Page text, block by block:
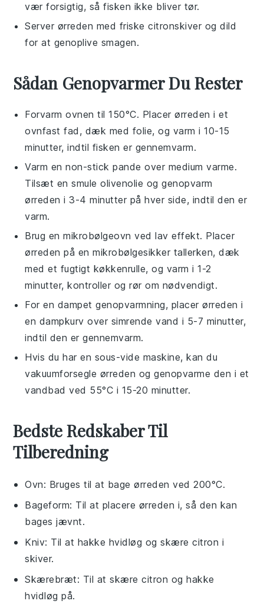
vær forsigtig, så fisken ikke bliver tør.
Server ørreden med friskecitronskiver ogdild
for at genoplive smagen.
Sådan Genopvarmer Du Rester
Forvarm ovnen til 150°C. Placerørreden i et
ovnfast fad, dæk med folie, og varm i 10-15
minutter, indtil fisken er gennemvarm.
Varm en non-stick pande over medium varme.
Tilsæt en smuleolivenolie og genopvarm
ørreden i 3-4 minutter på hver side, indtil den er
varm.
Brug en mikrobølgeovn ved lav effekt. Placer
ørreden på en mikrobølgesikker tallerken, dæk
med et fugtigt køkkenrulle, og varm i 1-2
minutter, kontroller og rør om nødvendigt.
For en dampet genopvarmning, placerørreden i
en dampkurv over simrende vand i 5-7 minutter,
indtil den er gennemvarm.
Hvis du har en sous-vide maskine, kan du
vakuumforsegle ørreden og genopvarme den i et
vandbad ved 55°C i 15-20 minutter.
Bedste Redskaber Til
Tilberedning
Ovn: Bruges til at bage ørreden ved 200°C.
Bageform: Til at placere ørreden i, så den kan
bages jævnt.
Kniv: Til at hakke hvidløg og skære citron i
skiver.
Skærebræt: Til at skære citron og hakke
hvidløg på.